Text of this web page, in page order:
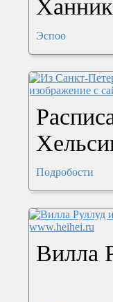
Эспоо
Подробости
Вилла